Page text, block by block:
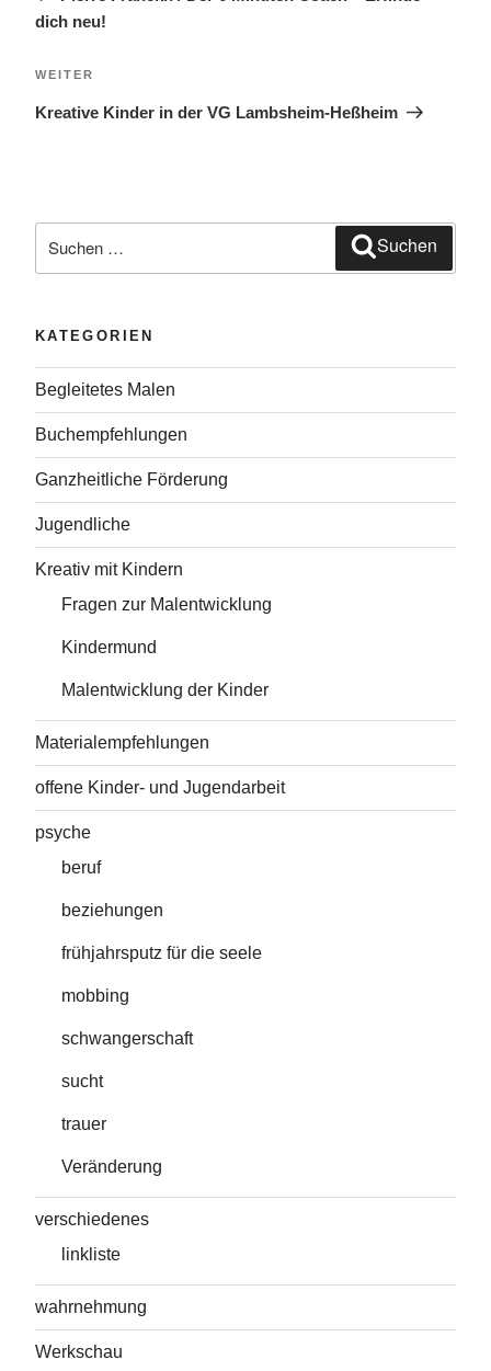
dich neu!
Nächster
WEITER
Kreative Kinder in der VG Lambsheim-Heßheim
Suchen
KATEGORIEN
Begleitetes Malen
Buchempfehlungen
Ganzheitliche Förderung
Jugendliche
Kreativ mit Kindern
Fragen zur Malentwicklung
Kindermund
Malentwicklung der Kinder
Materialempfehlungen
offene Kinder- und Jugendarbeit
psyche
beruf
beziehungen
frühjahrsputz für die seele
mobbing
schwangerschaft
sucht
trauer
Veränderung
verschiedenes
linkliste
wahrnehmung
Werkschau